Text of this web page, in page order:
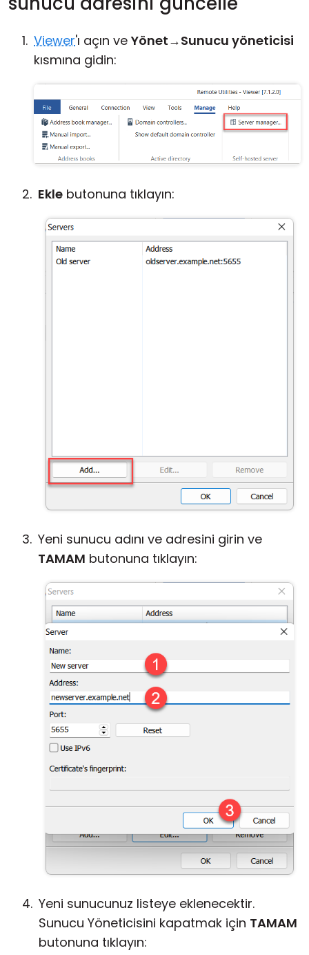
Viewer'ı açın ve Yönet→Sunucu yöneticisi
kısmına gidin:
Ekle butonuna tıklayın:
Yeni sunucu adını ve adresini girin ve
TAMAM butonuna tıklayın:
Yeni sunucunuz listeye eklenecektir.
Sunucu Yöneticisini kapatmak için TAMAM
butonuna tıklayın: